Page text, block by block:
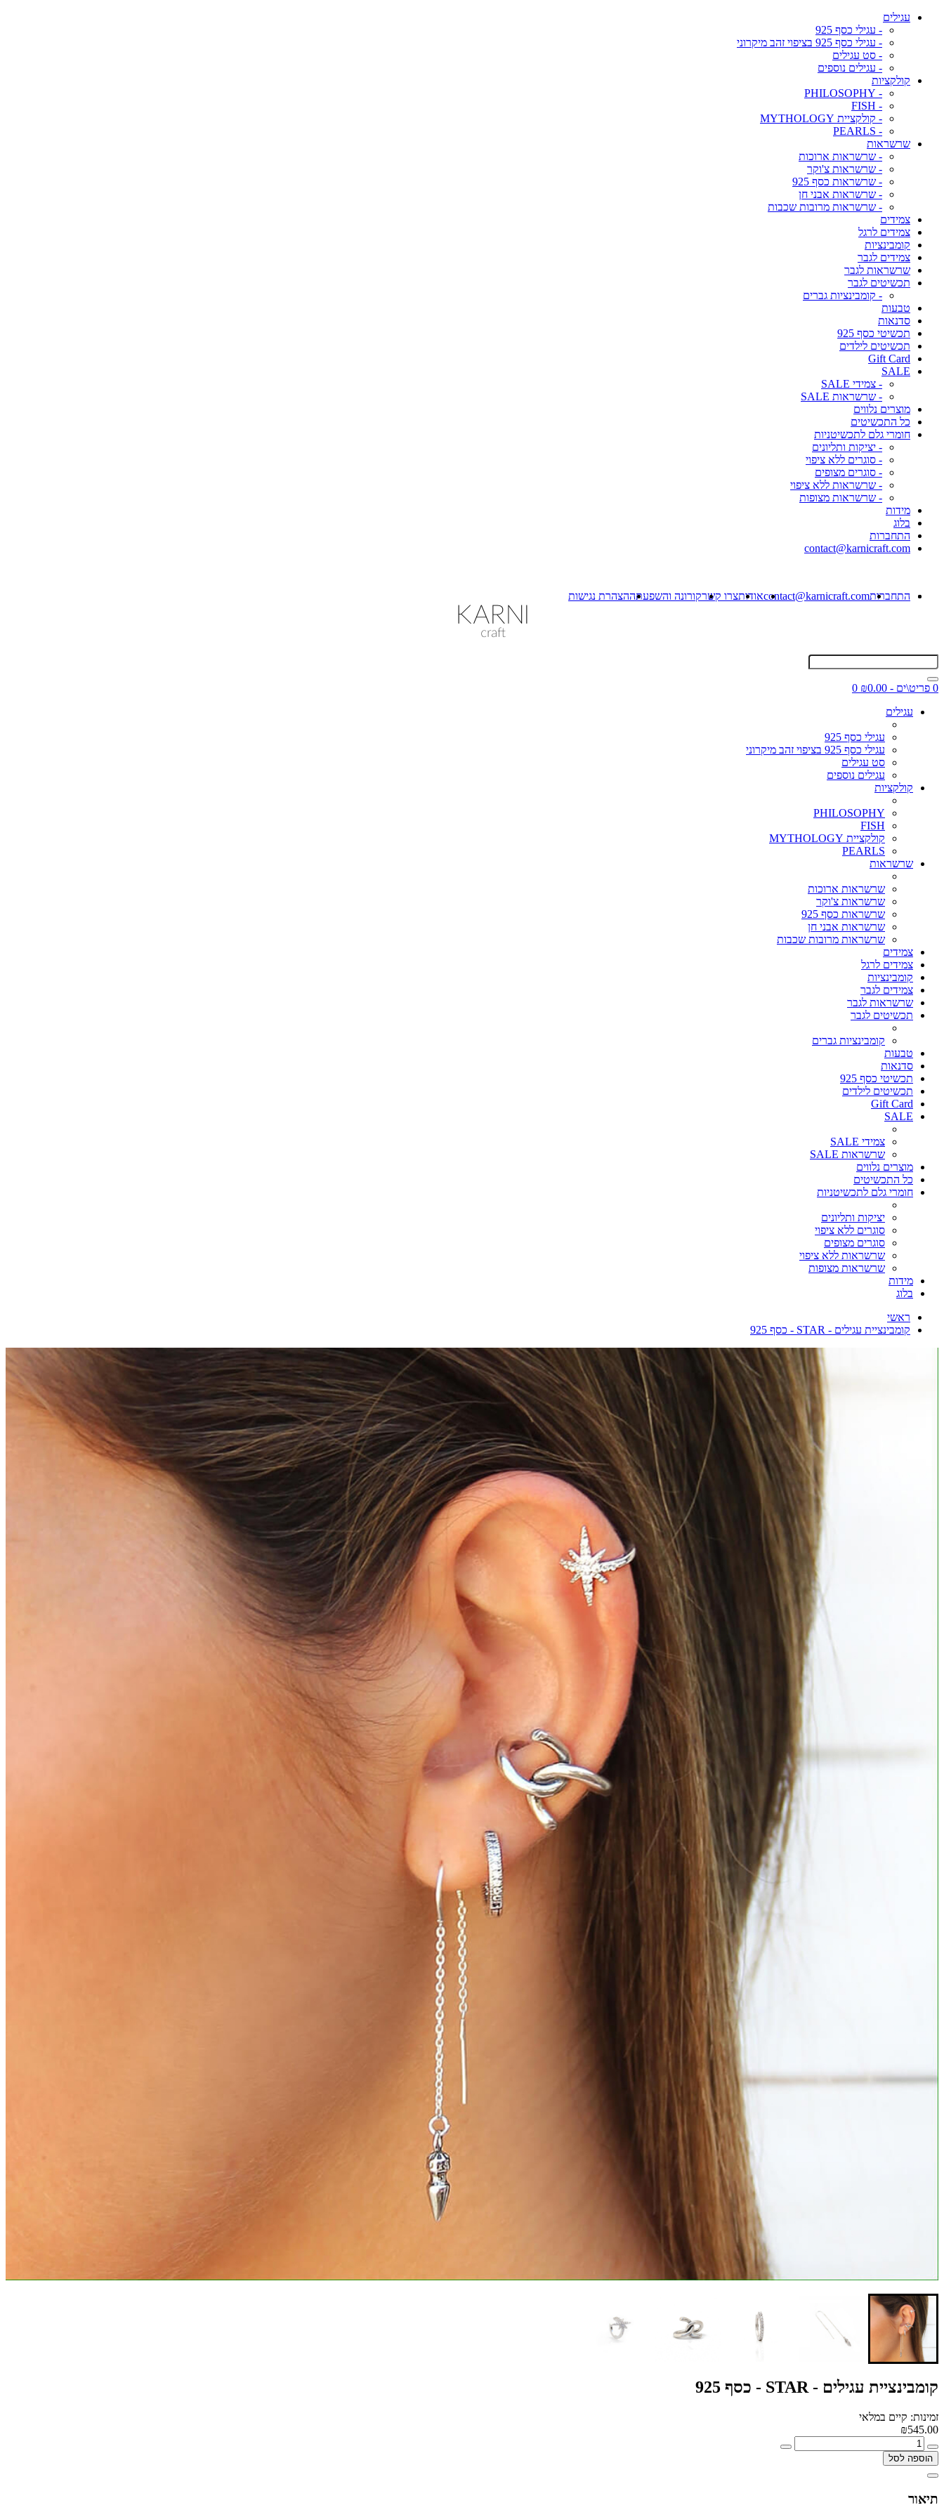
עגילים
- עגילי כסף 925
- עגילי כסף 925 בציפוי זהב מיקרוני
- סט עגילים
- עגילים נוספים
קולקציות
- PHILOSOPHY
- FISH
- קולקציית MYTHOLOGY
- PEARLS
שרשראות
- שרשראות ארוכות
- שרשראות צ'וקר
- שרשראות כסף 925
- שרשראות אבני חן
- שרשראות מרובות שכבות
צמידים
צמידים לרגל
קומבינציות
צמידים לגבר
שרשראות לגבר
תכשיטים לגבר
- קומבינציות גברים
טבעות
סדנאות
תכשיטי כסף 925
תכשיטים לילדים
Gift Card
SALE
- צמידי SALE
- שרשראות SALE
מוצרים נלווים
כל התכשיטים
חומרי גלם לתכשיטניות
- יציקות ותליונים
- סוגרים ללא ציפוי
- סוגרים מצופים
- שרשראות ללא ציפוי
- שרשראות מצופות
מידות
בלוג
התחברות
contact@karnicraft.com
התחברותcontact@karnicraft.comאודותצרו קשרקורונה והשפעתההצהרת נגישות
0 פריט\ים - ₪0.00
0
עגילים
עגילי כסף 925
עגילי כסף 925 בציפוי זהב מיקרוני
סט עגילים
עגילים נוספים
קולקציות
PHILOSOPHY
FISH
קולקציית MYTHOLOGY
PEARLS
שרשראות
שרשראות ארוכות
שרשראות צ'וקר
שרשראות כסף 925
שרשראות אבני חן
שרשראות מרובות שכבות
צמידים
צמידים לרגל
קומבינציות
צמידים לגבר
שרשראות לגבר
תכשיטים לגבר
קומבינציות גברים
טבעות
סדנאות
תכשיטי כסף 925
תכשיטים לילדים
Gift Card
SALE
צמידי SALE
שרשראות SALE
מוצרים נלווים
כל התכשיטים
חומרי גלם לתכשיטניות
יציקות ותליונים
סוגרים ללא ציפוי
סוגרים מצופים
שרשראות ללא ציפוי
שרשראות מצופות
מידות
בלוג
ראשי
קומבינציית עגילים - STAR - כסף 925
קומבינציית עגילים - STAR - כסף 925
זמינות: קיים במלאי
₪545.00
הוספה לסל
תיאור